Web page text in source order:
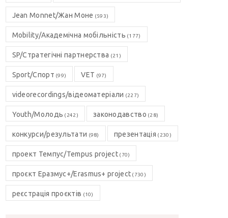
Jean Monnet/Жан Моне (593)
Mobility/Академічна мобільність (177)
SP/Стратегічні партнерства (21)
Sport/Спорт (99) VET (97)
videorecordings/відеоматеріали (227)
Youth/Молодь (242) законодавство (28)
конкурси/результати (98) презентація (230)
проект Темпус/Tempus project(70)
проєкт Еразмус+/Erasmus+ project (730)
реєстрація проєктів (10)